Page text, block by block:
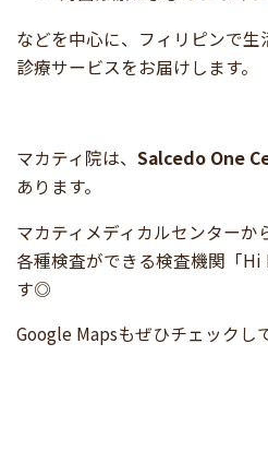
などを中心に、フィリピンで
診療サービスをお届けします。
マカティ院は、 Salcedo One
あります。
マカティメディカルセンターか
各種検査ができる検査機関「
す◎
Google Mapsもぜひチェックし